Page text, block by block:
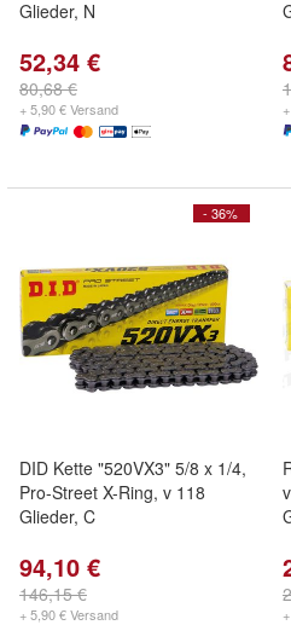
Glieder, N
52,34 €
80,68 €
+ 5,90 € Versand
- 36%
DID Kette "520VX3" 5/8 x 1/4,
Pro-Street X-Ring, v 118
Glieder, C
94,10 €
146,15 €
+ 5,90 € Versand